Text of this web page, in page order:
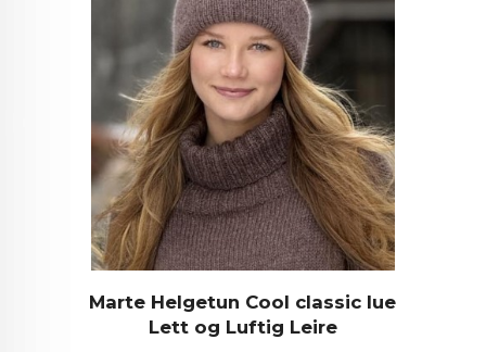
Marte Helgetun Cool classic lue
Lett og Luftig Leire